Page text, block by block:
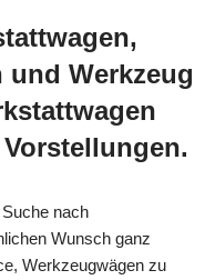
und Werkzeug
nach
Wunsch ganz
Werkzeugwägen zu